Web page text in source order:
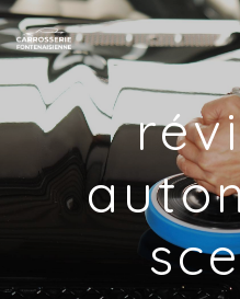
Panneau de gestion des